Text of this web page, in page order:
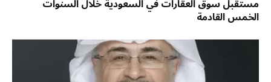
مستقبل سوق العقارات في السعودية خلال السنوات
الخمس القادمة